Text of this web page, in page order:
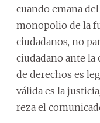
cuando emana
monopolio de la
ciudadanos, no
ciudadano ante
de derechos es
válida es la
reza el